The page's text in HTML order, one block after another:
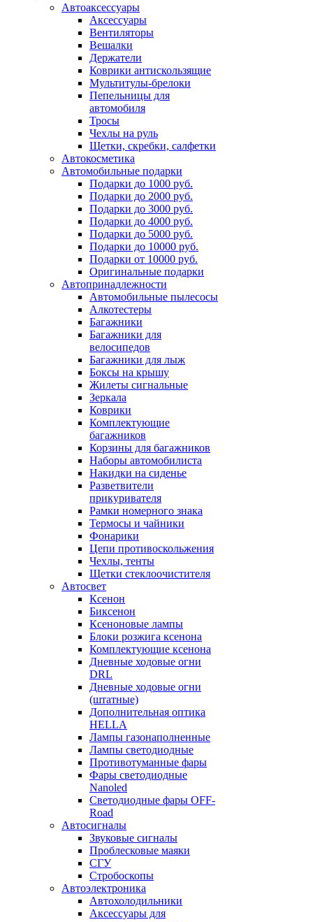
Автоаксессуары
Аксессуары
Вентиляторы
Вешалки
Держатели
Коврики антискользящие
Мультитулы-брелоки
Пепельницы для
автомобиля
Тросы
Чехлы на руль
Щетки, скребки, салфетки
Автокосметика
Автомобильные подарки
Подарки до 1000 руб.
Подарки до 2000 руб.
Подарки до 3000 руб.
Подарки до 4000 руб.
Подарки до 5000 руб.
Подарки до 10000 руб.
Подарки от 10000 руб.
Оригинальные подарки
Автопринадлежности
Автомобильные пылесосы
Алкотестеры
Багажники
Багажники для
велосипедов
Багажники для лыж
Боксы на крышу
Жилеты сигнальные
Зеркала
Коврики
Комплектующие
багажников
Корзины для багажников
Наборы автомобилиста
Накидки на сиденье
Разветвители
прикуривателя
Рамки номерного знака
Термосы и чайники
Фонарики
Цепи противоскольжения
Чехлы, тенты
Щетки стеклоочистителя
Автосвет
Ксенон
Биксенон
Ксеноновые лампы
Блоки розжига ксенона
Комплектующие ксенона
Дневные ходовые огни
DRL
Дневные ходовые огни
(штатные)
Дополнительная оптика
HELLA
Лампы газонаполненные
Лампы светодиодные
Противотуманные фары
Фары светодиодные
Nanoled
Светодиодные фары OFF-
Road
Автосигналы
Звуковые сигналы
Проблесковые маяки
СГУ
Стробоскопы
Автоэлектроника
Автохолодильники
Аксессуары для